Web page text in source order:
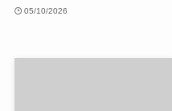
05/10/2026